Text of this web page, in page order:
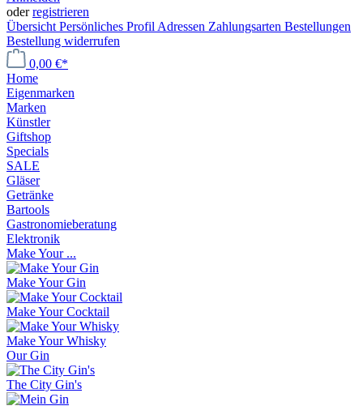
oderregistrieren
Übersicht Persönliches Profil Adressen Zahlungsarten Bestellungen
Bestellung widerrufen
0,00 €*
Home
Eigenmarken
Marken
Künstler
Giftshop
Specials
SALE
Gläser
Getränke
Bartools
Gastronomieberatung
Elektronik
Make Your ...
Make Your Gin
Make Your Cocktail
Make Your Whisky
Our Gin
The City Gin's